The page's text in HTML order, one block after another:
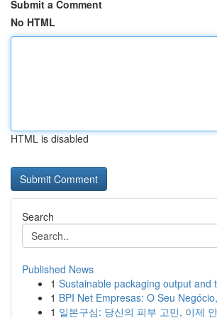
Submit a Comment
No HTML
HTML is disabled
Search
Published News
1 Sustainable packaging output and
1 BPI Net Empresas: O Seu
1 일본구심: 당신의 피부 고민, 이제